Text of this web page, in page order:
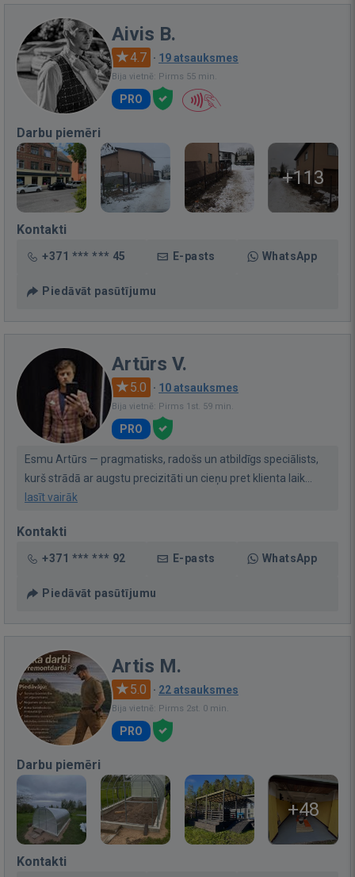
Aivis B.
4.7 · 19 atsauksmes
Bija vietnē: Pirms 55 min.
PRO
Darbu piemēri
+113
Kontakti
+371 *** *** 45 E-pasts WhatsApp
Piedāvāt pasūtījumu
Artūrs V.
5.0 · 10 atsauksmes
Bija vietnē: Pirms 1st. 59 min.
PRO
Esmu Artūrs — pragmatisks, radošs un atbildīgs speciālists,
kurš strādā ar augstu precizitāti un cieņu pret klienta laik...
lasīt vairāk
Kontakti
+371 *** *** 92 E-pasts WhatsApp
Piedāvāt pasūtījumu
Artis M.
5.0 · 22 atsauksmes
Bija vietnē: Pirms 2st. 0 min.
PRO
Darbu piemēri
+48
Kontakti